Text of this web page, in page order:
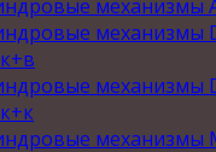
механизмы
механизмы
механизмы
механизмы